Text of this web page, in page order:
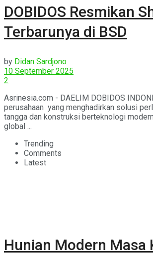
DOBIDOS Resmikan
Terbarunya di BSD
by Didan Sardjono
10 September 2025
2
Asrinesia.com - DAELIM DOBIDOS
perusahaan yang menghadirkan solusi
tangga dan konstruksi berteknologi
global ...
Trending
Comments
Latest
Hunian Modern Masa